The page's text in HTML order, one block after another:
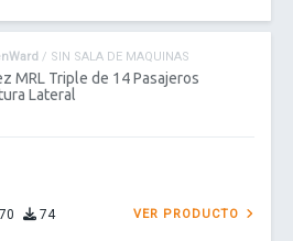
/ SIN SALA DE MAQUINAS
MRL Triple de 14 Pasajeros
Lateral
74 VER PRODUCTO